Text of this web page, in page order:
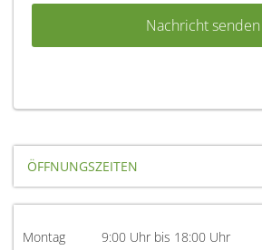
Nachricht senden
ÖFFNUNGSZEITEN
Montag 9:00 Uhr bis 18:00 Uhr